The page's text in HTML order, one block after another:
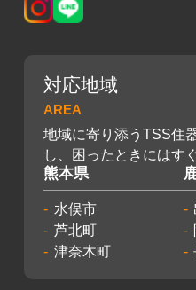
対応地域
AREA
地域に寄り添うTSS住
し、困ったときにはす
熊本県
水俣市
芦北町
津奈木町